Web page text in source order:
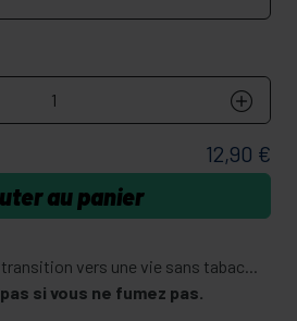
12,90 €
au panier
vers une vie sans tabac...
si vous ne fumez pas.